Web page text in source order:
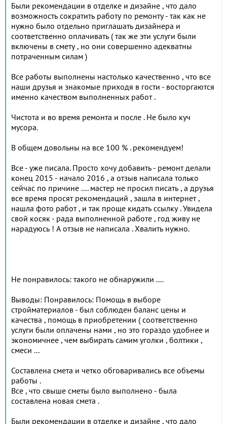
Были рекомендации в отделке и дизайне , что дало
возможность сократить работу по ремонту - так как не
нужно было отдельно приглашать дизайнера и
соответственно оплачивать ( так же эти услуги были
включены в смету , но они совершенно адекватны
потраченным силам )
Все работы выполнены настолько качественно , что все
наши друзья и знакомые приходя в гости - восторгаются
именно качеством выполненных работ .
Чистота и во время ремонта и после . Не было куч
мусора.
В общем довольны на все 100 % . рекомендуем!
Все - уже писала. Просто хочу добавить - ремонт делали
конец 2015 - начало 2016 , а отзыв написала только
сейчас по причине .... мастер не просил писать , а друзья
все время просят рекомендаций , зашла в интернет ,
нашла фото работ , и так проще кидать ссылку . Увидела
свой косяк - рада выполненной работе , год живу не
нарадуюсь ! А отзыв не написала . Хвалить нужно.
Не понравилось: такого не обнаружили ....
Выводы: Понравилось: Помощь в выборе
стройматериалов - был соблюден баланс цены и
качества , помощь в приобретении ( соответственно
услуги были оплачены нами , но это гораздо удобнее и
экономичнее , чем выбирать самим уголки , болтики ,
смеси ...
Составлена смета и четко обговаривались все объемы
работы .
Все , что свыше сметы было выполнено - была
составлена новая смета .
Были рекомендации в отделке и дизайне , что дало